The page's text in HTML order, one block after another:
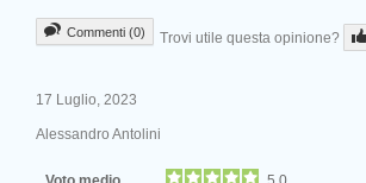
Commenti (0) Trovi utile questa opinione?
17 Luglio, 2023
Alessandro Antolini